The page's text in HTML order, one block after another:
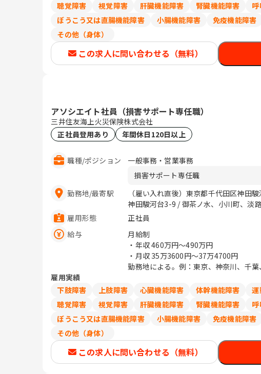
聴覚障害
視覚障害 肝臓機能障害 腎臓機能障害
ぼうこう又は直腸機能障害
小腸機能障害
免疫機能障害
その他（身体）
この求人に問い合わせる（無料）
アソシエイト社員（損害サポート専任職）
三井住友海上火災保険株式会社
正社員登用あり
年間休日120日以上
職種/ポジション
一般事務・営業事務
損害サポート専任職
勤務地/最寄駅
（雇い入れ直後）東京都千代田区神田
神田駿河台3-9 / 御茶ノ水、小川町、淡
雇用形態
正社員
給与
月給制
・年収460万円〜490万円
・月収 35万3600円〜37万4700円
勤務地による。例：東京、神奈川、千
雇用実績
下肢障害
上肢障害 心臓機能障害 体幹機能障害
運
聴覚障害
視覚障害 肝臓機能障害 腎臓機能障害
ぼうこう又は直腸機能障害
小腸機能障害
免疫機能障害
その他（身体）
この求人に問い合わせる（無料）